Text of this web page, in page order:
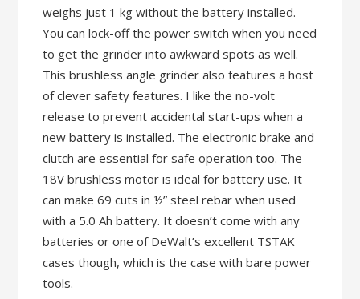
weighs just 1 kg without the battery installed.
You can lock-off the power switch when you need
to get the grinder into awkward spots as well.
This brushless angle grinder also features a host
of clever safety features. I like the no-volt
release to prevent accidental start-ups when a
new battery is installed. The electronic brake and
clutch are essential for safe operation too. The
18V brushless motor is ideal for battery use. It
can make 69 cuts in ½” steel rebar when used
with a 5.0 Ah battery. It doesn’t come with any
batteries or one of DeWalt’s excellent TSTAK
cases though, which is the case with bare power
tools.